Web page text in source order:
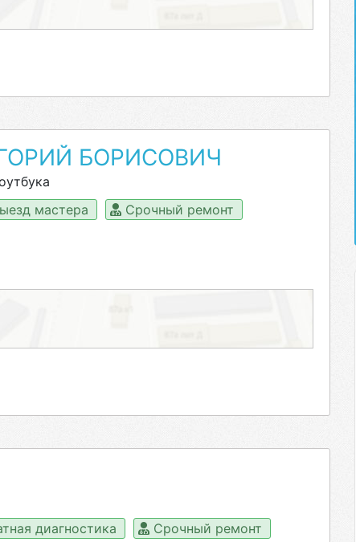
БОРИСОВИЧ
мастера
Срочный ремонт
диагностика
Срочный ремонт